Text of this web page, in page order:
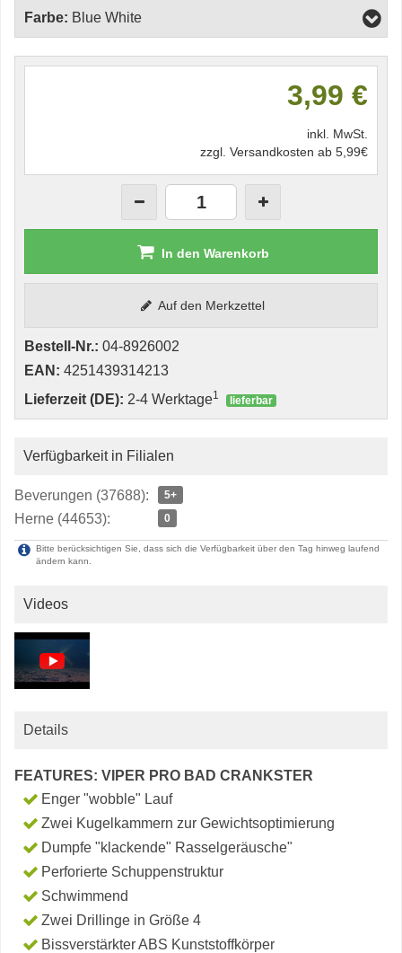
Farbe: Blue White
3,99 €
inkl. MwSt.
zzgl. Versandkosten ab 5,99€
In den Warenkorb
Auf den Merkzettel
Bestell-Nr.: 04-8926002
EAN: 4251439314213
Lieferzeit (DE): 2-4 Werktage1 lieferbar
Verfügbarkeit in Filialen
Beverungen (37688): 5+
Herne (44653): 0
Bitte berücksichtigen Sie, dass sich die Verfügbarkeit über den Tag hinweg laufend
ändern kann.
Videos
Details
FEATURES: VIPER PRO BAD CRANKSTER
Enger "wobble" Lauf
Zwei Kugelkammern zur Gewichtsoptimierung
Dumpfe "klackende" Rasselgeräusche"
Perforierte Schuppenstruktur
Schwimmend
Zwei Drillinge in Größe 4
Bissverstärkter ABS Kunststoffkörper